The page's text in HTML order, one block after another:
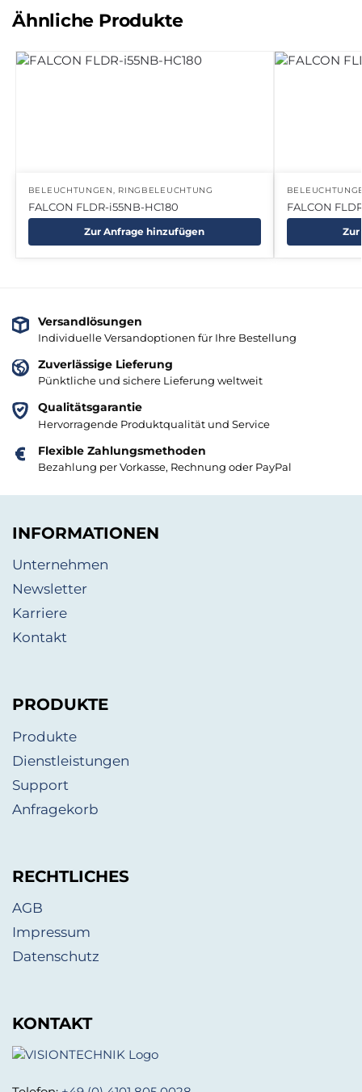
Ähnliche Produkte
BELEUCHTUNGEN RINGBELEUCHTUNG
FALCON FLDR-i55NB-HC180
Zur Anfrage hinzufügen
FALCON
Versandlösungen
Individuelle Versandoptionen für Ihre Bestellung
Zuverlässige Lieferung
Pünktliche und sichere Lieferung weltweit
Qualitätsgarantie
Hervorragende Produktqualität und Service
Flexible Zahlungsmethoden
Bezahlung per Vorkasse, Rechnung oder PayPal
INFORMATIONEN
Unternehmen
Newsletter
Karriere
Kontakt
PRODUKTE
Produkte
Dienstleistungen
Support
Anfragekorb
RECHTLICHES
AGB
Impressum
Datenschutz
KONTAKT